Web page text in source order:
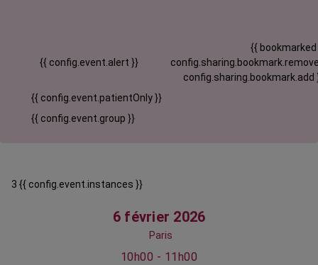
{{ config.event.alert }}
{{ bookmarked
config.sharing.bookmark.add
{{ config.event.patientOnly }}
{{ config.event.group }}
3 {{ config.event.instances }}
6 février 2026
Paris
10h00 - 11h00